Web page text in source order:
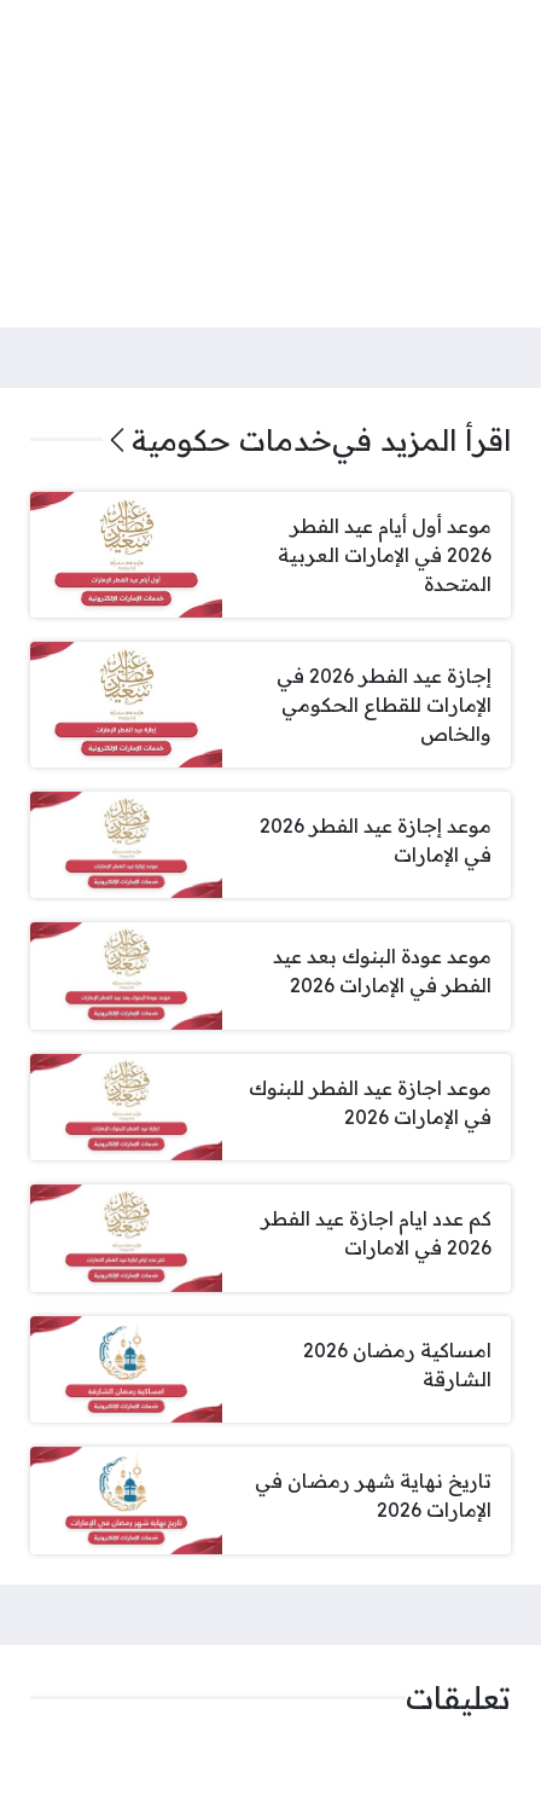
اقرأ المزيد فيخدمات حكومية
موعد أول أيام عيد الفطر
2026 في الإمارات العربية
المتحدة
إجازة عيد الفطر 2026 في
الإمارات للقطاع الحكومي
والخاص
موعد إجازة عيد الفطر 2026
في الإمارات
موعد عودة البنوك بعد عيد
الفطر في الإمارات 2026
موعد اجازة عيد الفطر للبنوك
في الإمارات 2026
كم عدد ايام اجازة عيد الفطر
2026 في الامارات
امساكية رمضان 2026
الشارقة
تاريخ نهاية شهر رمضان في
الإمارات 2026
تعليقات